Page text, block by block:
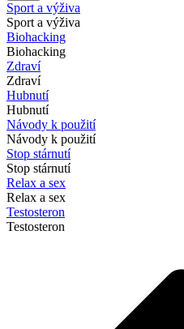
Sport a výživa
Sport a výživa
Biohacking
Biohacking
Zdraví
Zdraví
Hubnutí
Hubnutí
Návody k použití
Návody k použití
Stop stárnutí
Stop stárnutí
Relax a sex
Relax a sex
Testosteron
Testosteron